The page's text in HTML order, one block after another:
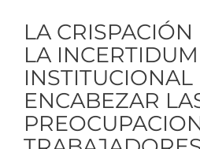
LA
LA
INSTITUCIONAL
ENCABEZAR